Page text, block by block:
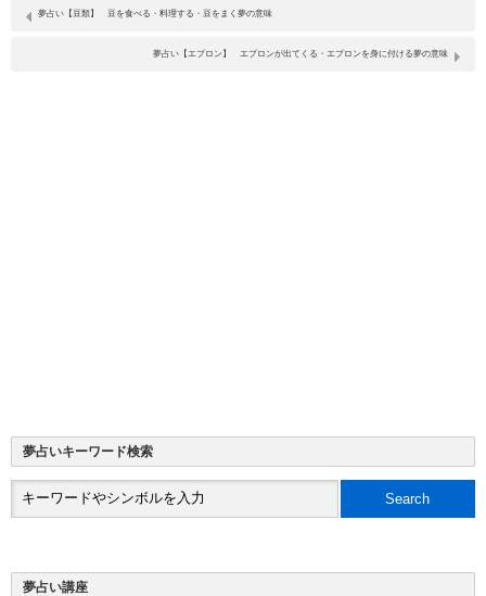
夢占い【豆類】 豆を食べる・料理する・豆をまく夢の意味
夢占い【エプロン】 エプロンが出てくる・エプロンを身に付ける夢の意味
夢占いキーワード検索
夢占い講座